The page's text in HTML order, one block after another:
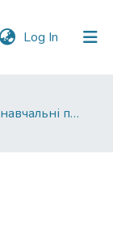
Log In (current)
Підручники, навчальні посібники та інші науково- та навчально-методичні праці ФПСР (Психологічні науки)